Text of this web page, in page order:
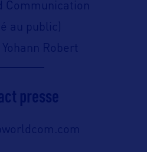
Communication
au public)
Robert
presse